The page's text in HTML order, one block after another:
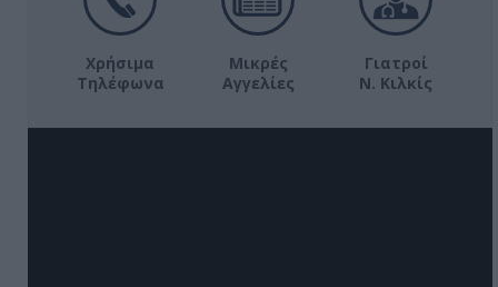
Χρήσιμα
Τηλέφωνα
Μικρές
Αγγελίες
Γιατροί
Ν. Κιλκίς